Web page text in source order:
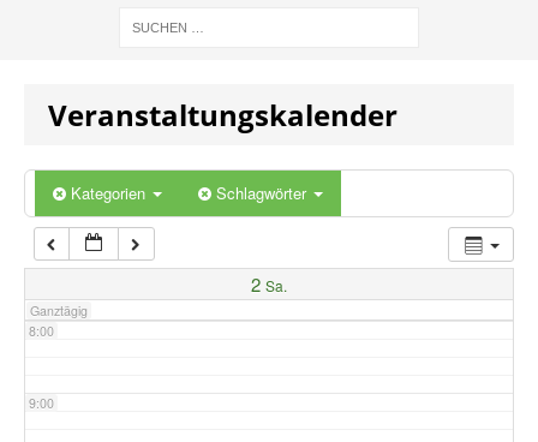
Veranstaltungskalender
Kategorien Schlagwörter
2 Sa.
Ganztägig
5:00
7:00
8:00
9:00